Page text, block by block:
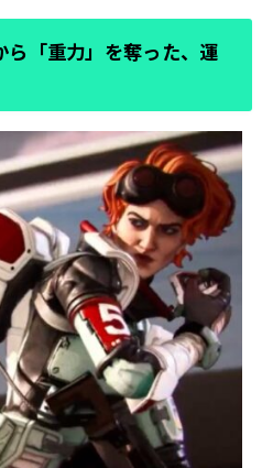
「重力」を奪った、運